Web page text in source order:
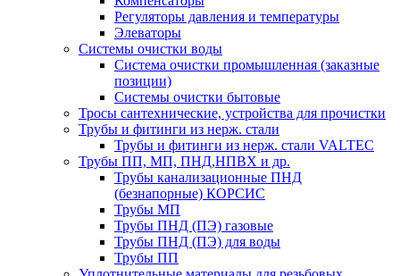
Регуляторы давления и температуры
Элеваторы
Системы очистки воды
Система очистки промышленная (заказные
позиции)
Системы очистки бытовые
Тросы сантехнические, устройства для прочистки
Трубы и фитинги из нерж. стали
Трубы и фитинги из нерж. стали VALTEC
Трубы ПП, МП, ПНД,НПВХ и др.
Трубы канализационные ПНД
(безнапорные) КОРСИС
Трубы МП
Трубы ПНД (ПЭ) газовые
Трубы ПНД (ПЭ) для воды
Трубы ПП